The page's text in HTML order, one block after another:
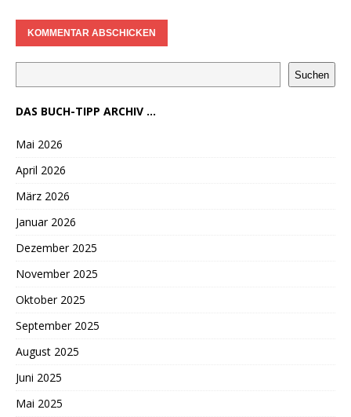
Suchen
DAS BUCH-TIPP ARCHIV ...
Mai 2026
April 2026
März 2026
Januar 2026
Dezember 2025
November 2025
Oktober 2025
September 2025
August 2025
Juni 2025
Mai 2025